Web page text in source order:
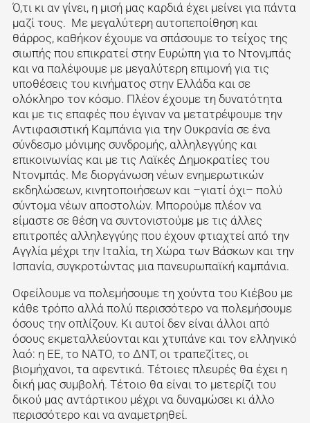
Ό,τι κι αν γίνει, η μισή μας καρδιά έχει μείνει για πάντα
μαζί τους. Με μεγαλύτερη αυτοπεποίθηση και
θάρρος, καθήκον έχουμε να σπάσουμε το τείχος της
σιωπής που επικρατεί στην Ευρώπη για το Ντονμπάς
και να παλέψουμε με μεγαλύτερη επιμονή για τις
υποθέσεις του κινήματος στην Ελλάδα και σε
ολόκληρο τον κόσμο. Πλέον έχουμε τη δυνατότητα
και με τις επαφές που έγιναν να μετατρέψουμε την
Αντιφασιστική Καμπάνια για την Ουκρανία σε ένα
σύνδεσμο μόνιμης συνδρομής, αλληλεγγύης και
επικοινωνίας και με τις Λαϊκές Δημοκρατίες του
Ντονμπάς. Με διοργάνωση νέων ενημερωτικών
εκδηλώσεων, κινητοποιήσεων και –γιατί όχι– πολύ
σύντομα νέων αποστολών. Μπορούμε πλέον να
είμαστε σε θέση να συντονιστούμε με τις άλλες
επιτροπές αλληλεγγύης που έχουν φτιαχτεί από την
Αγγλία μέχρι την Ιταλία, τη Χώρα των Βάσκων και την
Ισπανία, συγκροτώντας μια πανευρωπαϊκή καμπάνια.
Οφείλουμε να πολεμήσουμε τη χούντα του Κιέβου με
κάθε τρόπο αλλά πολύ περισσότερο να πολεμήσουμε
όσους την οπλίζουν. Κι αυτοί δεν είναι άλλοι από
όσους εκμεταλλεύονται και χτυπάνε και τον ελληνικό
λαό: η ΕΕ, το ΝΑΤΟ, το ΔΝΤ, οι τραπεζίτες, οι
βιομήχανοι, τα αφεντικά. Τέτοιες πλευρές θα έχει η
δική μας συμβολή. Τέτοιο θα είναι το μετερίζι του
δικού μας αντάρτικου μέχρι να δυναμώσει κι άλλο
περισσότερο και να αναμετρηθεί.